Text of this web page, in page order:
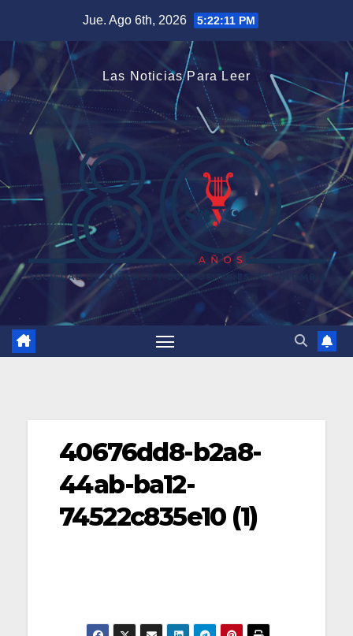
contenido
Jue. Ago 6th, 2026 5:22:12 PM
Las Noticias Para Leer
40676dd8-b2a8-
44ab-ba12-
74522c835e10 (1)